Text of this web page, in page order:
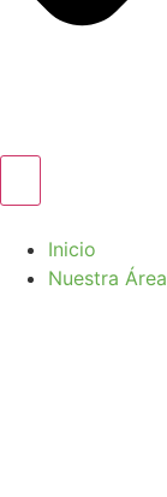
Inicio
Nuestra Área